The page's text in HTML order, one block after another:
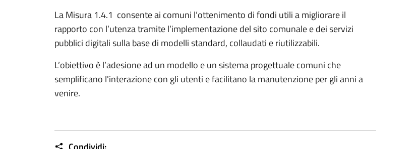
La Misura 1.4.1 consente ai comuni l’ottenimento di fondi utili a migliorare il
rapporto con l’utenza tramite l’implementazione del sito comunale e dei servizi
pubblici digitali sulla base di modelli standard, collaudati e riutilizzabili.
L’obiettivo è l’adesione ad un modello e un sistema progettuale comuni che
semplificano l'interazione con gli utenti e facilitano la manutenzione per gli anni a
venire.